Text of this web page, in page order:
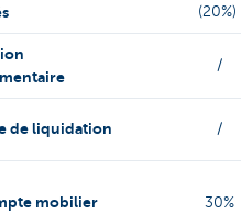
(20%)
/
de liquidation /
mobilier 30%